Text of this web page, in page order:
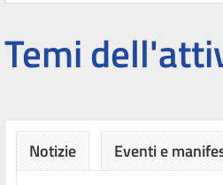
Temi
Notizie Eventi e